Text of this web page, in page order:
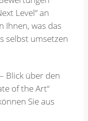
Level“ an
Ihnen, was das
selbst umsetzen
– Blick über den
of the Art“
Sie aus